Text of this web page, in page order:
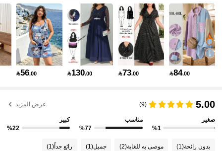
4.83 514K متابعون
4.83 514K متابعون
84.00
73.00
130.00
56.00
5.00
(9) عرض المزيد
صغير
%1
مناسب
%77
كبير
%22
بدون رائحة(1) موصى به للغاية(2) جميل(1) رائع جداً (1)